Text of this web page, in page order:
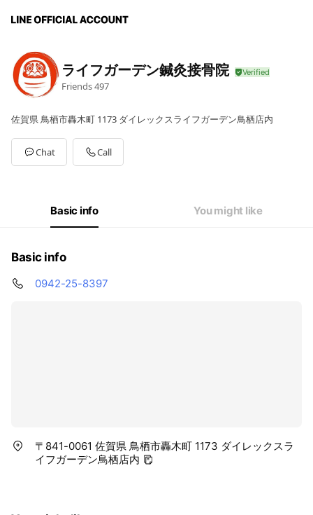
ライフガーデン鍼灸接骨院
Friends497
佐賀県 鳥栖市轟木町 1173 ダイレックスライフガーデン鳥栖店内
Chat Call
Basic info You might like
Basic info
0942-25-8397
〒841-0061 佐賀県 鳥栖市轟木町 1173 ダイレックスラ
イフガーデン鳥栖店内